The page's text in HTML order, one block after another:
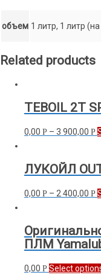
объем 1 литр, 1 литр
Related products
TEBOIL 2T
0,00 Р – 3 900,00 Р
ЛУКОЙЛ
0,00 Р – 2 400,00 Р
ПЛМ
0,00 Р Select